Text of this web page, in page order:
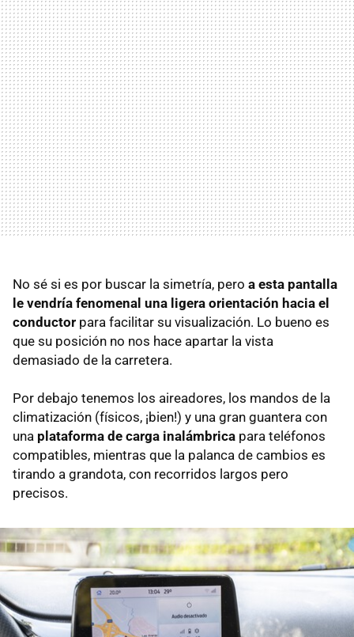
No sé si es por buscar la simetría, pero a esta pantalla
le vendría fenomenal una ligera orientación hacia el
conductor para facilitar su visualización. Lo bueno es
que su posición no nos hace apartar la vista
demasiado de la carretera.
Por debajo tenemos los aireadores, los mandos de la
climatización (físicos, ¡bien!) y una gran guantera con
una plataforma de carga inalámbrica para teléfonos
compatibles, mientras que la palanca de cambios es
tirando a grandota, con recorridos largos pero
precisos.